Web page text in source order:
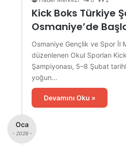
Kick Boks Türkiye
Osmaniye’de
Osmaniye Gençlik ve Spor İl
düzenlenen Okul Sporları
Şampiyonası, 5–8 Şubat
yoğun…
Devamını Oku »
Oca
- 2026 -